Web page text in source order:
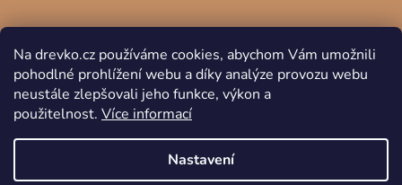
Na drevko.cz používáme cookies, abychom Vám umožnili
pohodlné prohlížení webu a díky analýze provozu webu
neustále zlepšovali jeho funkce, výkon a
použitelnost. Více informací
Nastavení